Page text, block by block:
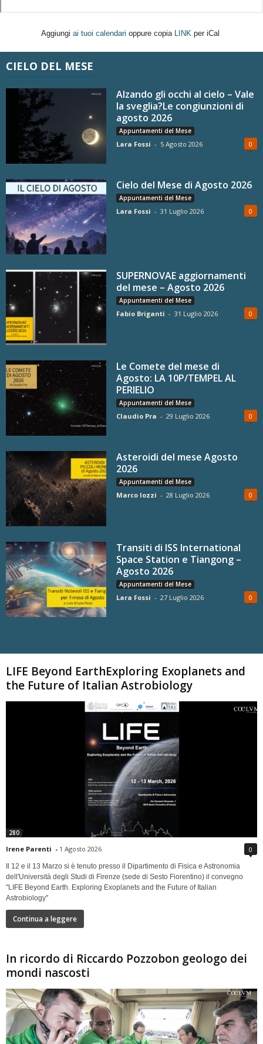
Aggiungi ai tuoi calendari oppure copia LINK per iCal
CIELO DEL MESE
Alzando gli occhi al cielo – Vale
la sveglia?Le congiunzioni di
agosto 2026
Appuntamenti del Mese
Lara Fossi - 5 Agosto 2026 0
Cielo del Mese di Agosto 2026
Appuntamenti del Mese
Lara Fossi - 31 Luglio 2026 0
SUPERNOVAE aggiornamenti
del mese – Agosto 2026
Appuntamenti del Mese
Fabio Briganti - 31 Luglio 2026 0
Le Comete del mese di
Agosto: LA 10P/TEMPEL AL
PERIELIO
Appuntamenti del Mese
Claudio Pra - 29 Luglio 2026 0
Asteroidi del mese Agosto
2026
Appuntamenti del Mese
Marco Iozzi - 28 Luglio 2026 0
Transiti di ISS International
Space Station e Tiangong –
Agosto 2026
Appuntamenti del Mese
Lara Fossi - 27 Luglio 2026 0
LIFE Beyond EarthExploring Exoplanets and
the Future of Italian Astrobiology
280
Irene Parenti - 1 Agosto 2026 0
Il 12 e il 13 Marzo si è tenuto presso il Dipartimento di Fisica e Astronomia
dell'Università degli Studi di Firenze (sede di Sesto Fiorentino) il convegno
"LIFE Beyond Earth. Exploring Exoplanets and the Future of Italian
Astrobiology"
Continua a leggere
In ricordo di Riccardo Pozzobon geologo dei
mondi nascosti